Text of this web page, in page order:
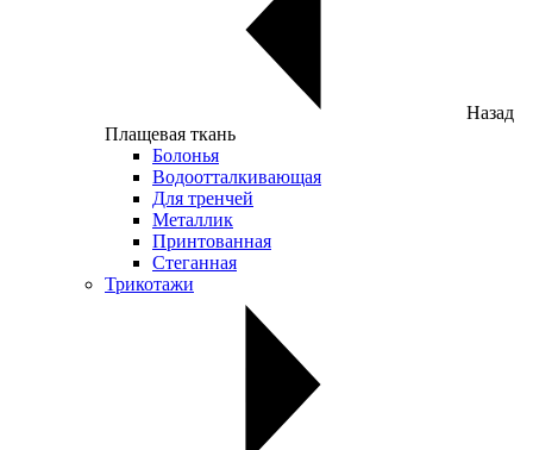
Назад
Плащевая ткань
Болонья
Водоотталкивающая
Для тренчей
Металлик
Принтованная
Стеганная
Трикотажи